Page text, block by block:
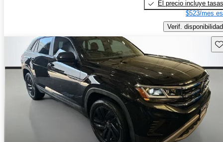
El precio incluye tasas
$523/mes
Verif. disponibilidad